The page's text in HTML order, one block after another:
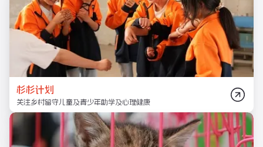
杉杉计划
关注乡村留守儿童及青少年助学及心理健康